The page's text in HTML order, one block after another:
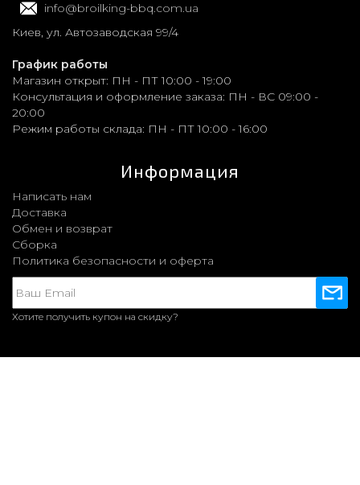
info@broilking-bbq.com.ua
Киев, ул. Автозаводская 99/4
График работы
Магазин открыт: ПН - ПТ 10:00 - 19:00
Консультация и оформление заказа: ПН - ВС 09:00 -
20:00
Режим работы склада: ПН - ПТ 10:00 - 16:00
Информация
Написать нам
Доставка
Обмен и возврат
Сборка
Политика безопасности и оферта
Хотите получить купон на скидку?